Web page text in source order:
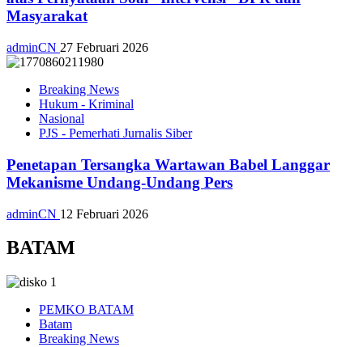
Masyarakat
adminCN 27 Februari 2026
Breaking News
Hukum - Kriminal
Nasional
PJS - Pemerhati Jurnalis Siber
Penetapan Tersangka Wartawan Babel Langgar
Mekanisme Undang-Undang Pers
adminCN 12 Februari 2026
BATAM
PEMKO BATAM
Batam
Breaking News